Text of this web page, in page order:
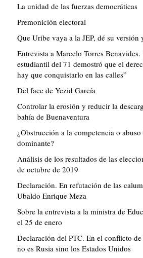
La unidad de las fuerzas democráticas
Premonición electoral
Que Uribe vaya a la JEP, dé su versión
Entrevista a Marcelo Torres
estudiantil del 71 demostró que el
hay que conquistarlo en las calles”
Del face de Yezid García
Controlar la erosión y reducir la
bahía de Buenaventura
¿Obstrucción a la competencia o
dominante?
Análisis de los resultados de las
de octubre de 2019
Declaración. En refutación de las
Ubaldo Enrique Meza
Sobre la entrevista a la ministra de
el 25 de enero
Declaración del PTC. En el conflicto
no es Rusia sino los Estados Unidos